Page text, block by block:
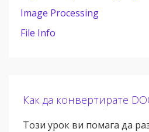
Image Processing
File Info
Как да конвертирате
Този урок ви помага да